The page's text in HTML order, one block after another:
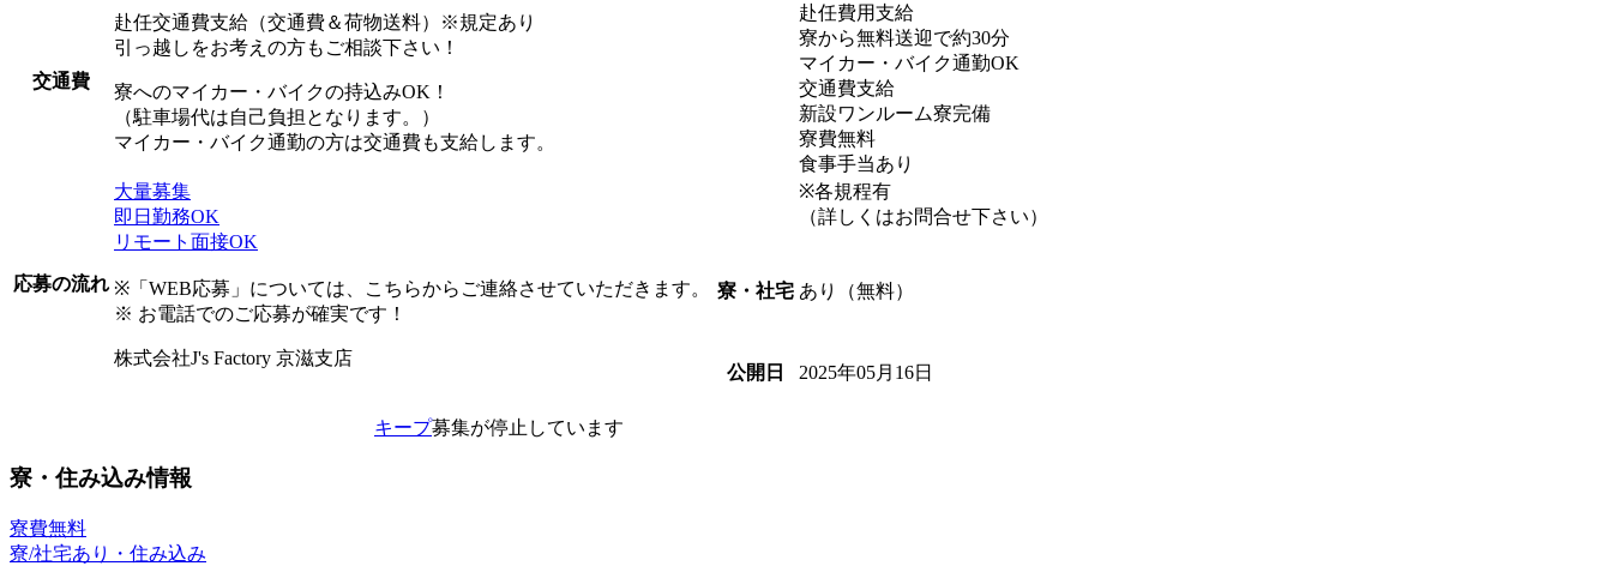
交通費
赴任交通費支給（交通費＆荷物送料）※規定あり
引っ越しをお考えの方もご相談下さい！
寮へのマイカー・バイクの持込みOK！
（駐車場代は自己負担となります。）
マイカー・バイク通勤の方は交通費も支給します。
応募の流れ
大量募集
即日勤務OK
リモート面接OK
※「WEB応募」については、こちらからご連絡させていただきます。
※ お電話でのご応募が確実です！
株式会社J's Factory 京滋支店
赴任費用支給
寮から無料送迎で約30分
マイカー・バイク通勤OK
交通費支給
新設ワンルーム寮完備
寮費無料
食事手当あり
※各規程有
（詳しくはお問合せ下さい）
寮・社宅 あり（無料）
公開日 2025年05月16日
キープ募集が停止しています
寮・住み込み情報
寮費無料
寮/社宅あり・住み込み